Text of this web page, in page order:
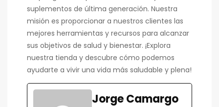
suplementos de última generación. Nuestra
misión es proporcionar a nuestros clientes las
mejores herramientas y recursos para alcanzar
sus objetivos de salud y bienestar. ¡Explora
nuestra tienda y descubre cómo podemos
ayudarte a vivir una vida más saludable y plena!
Jorge Camargo